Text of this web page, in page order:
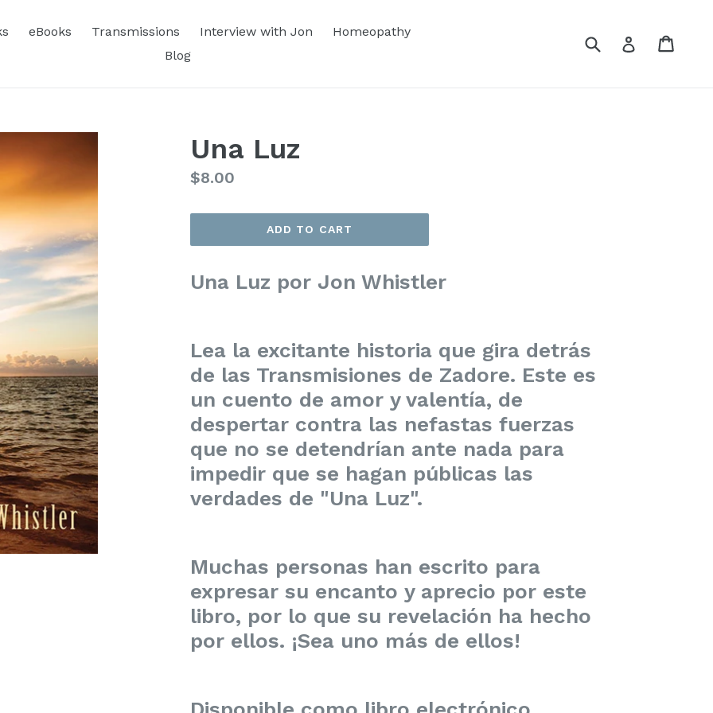
eBooks Transmissions Interview with Jon
Homeopathy
Blog
Submit Log in
Una Luz
Regular
$8.00
ADD TO CART
Una Luz por Jon Whistler
Lea la excitante historia que gira detrás
de las Transmisiones de Zadore. Este es
un cuento de amor y valentía, de
despertar contra las nefastas fuerzas
que no se detendrían ante nada para
impedir que se hagan públicas las
verdades de "Una Luz".
Muchas personas han escrito para
expresar su encanto y aprecio por este
libro, por lo que su revelación ha hecho
por ellos. ¡Sea uno más de ellos!